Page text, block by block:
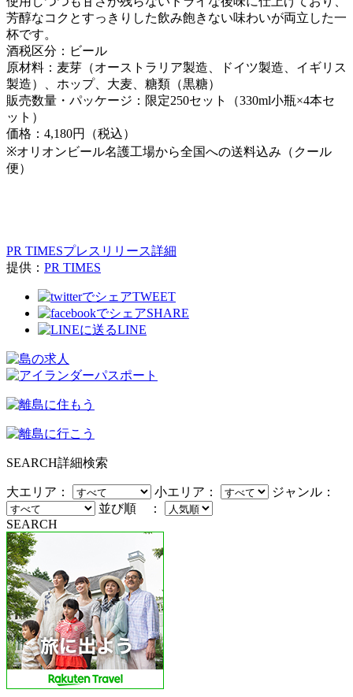
芳醇なコクとすっきりした飲み飽きない味わいが両立した一
杯です。
酒税区分：ビール
原材料：麦芽（オーストラリア製造、ドイツ製造、イギリス
製造）、ホップ、大麦、糖類（黒糖）
販売数量・パッケージ：限定250セット（330ml小瓶×4本セ
ット）
価格：4,180円（税込）
※オリオンビール名護工場から全国への送料込み（クール
便）
PR TIMESプレスリリース詳細
提供： PR TIMES
TWEET
SHARE
LINE
SEARCH詳細検索
大エリア： 小エリア：
ジャンル：
並び順 ：
SEARCH